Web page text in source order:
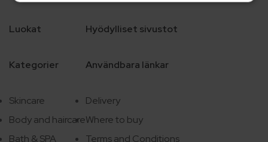
Luokat
Kategorier
Skincare
Body and haircare
Bath & SPA
Hyödylliset sivustot
Användbara länkar
Delivery
Where to buy
Terms and Conditions